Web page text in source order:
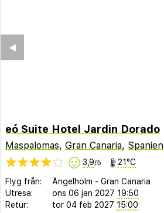
◀︎
eó Suite Hotel Jardin Dorado
Maspalomas, Gran Canaria, Spanien
3,9/5 21°C
Flyg från: Ängelholm - Gran Canaria
Utresa:
ons 06 jan 2027 19:50
Retur:
tor 04 feb 2027 15:00